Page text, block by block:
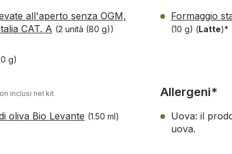
all'aperto senza OGM,
CAT. A (2 unità (80 g))
g)
Formaggio
(10 g) (Latte)*
inclusi nel kit
oliva Bio Levante (1.50 ml)
Allergeni*
Uova: il
uova.